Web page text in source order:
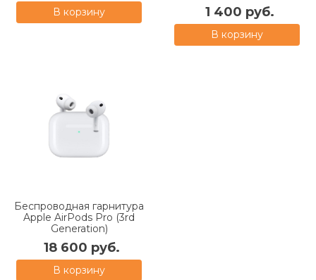
В корзину 1 400 руб.
В корзину
Беспроводная гарнитура
Apple AirPods Pro (3rd
Generation)
18 600 руб.
В корзину